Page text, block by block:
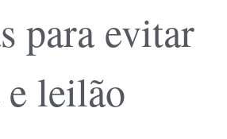
para evitar
leilão